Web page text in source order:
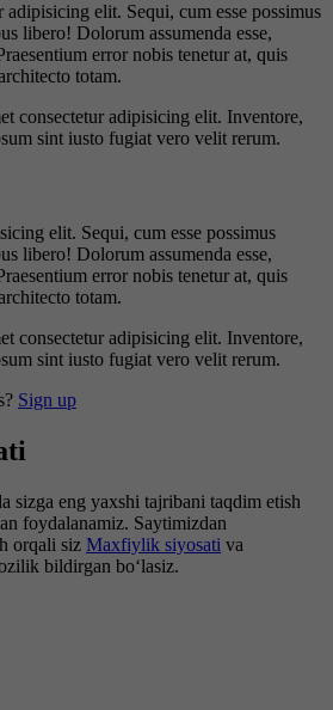
elit. Sequi, cum esse possimus
libero! Dolorum assumenda esse,
error nobis tenetur at, quis
totam.
consectetur adipisicing elit. Inventore,
sint iusto fugiat vero velit rerum.
elit. Sequi, cum esse possimus
libero! Dolorum assumenda esse,
error nobis tenetur at, quis
totam.
consectetur adipisicing elit. Inventore,
sint iusto fugiat vero velit rerum.
Sign up
sizga eng yaxshi tajribani taqdim etish
foydalanamiz. Saytimizdan
orqali siz Maxfiylik siyosati va
bildirgan bo‘lasiz.